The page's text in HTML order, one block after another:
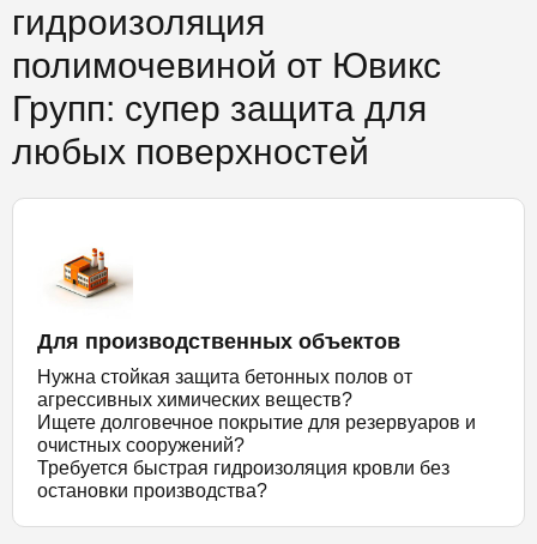
гидроизоляция
полимочевиной от Ювикс
Групп: супер защита для
любых поверхностей
Для производственных объектов
Нужна стойкая защита бетонных полов от
агрессивных химических веществ?
Ищете долговечное покрытие для резервуаров и
очистных сооружений?
Требуется быстрая гидроизоляция кровли без
остановки производства?